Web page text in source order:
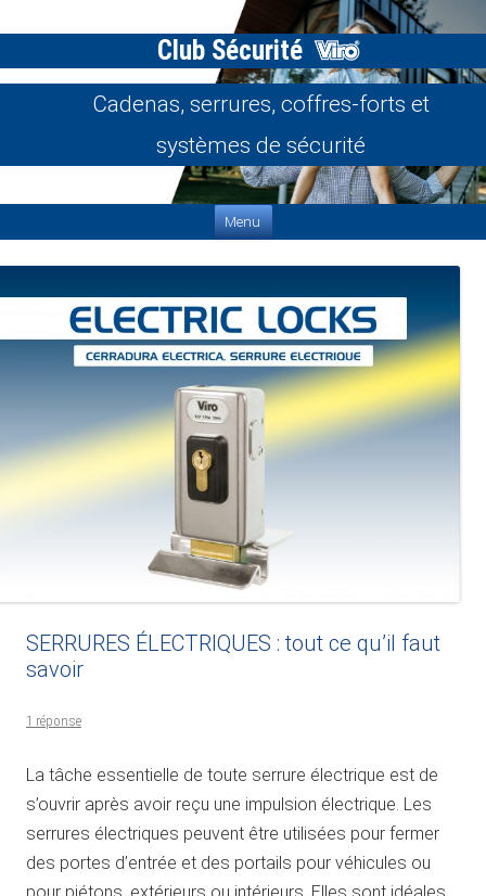
Club Sécurité
Cadenas, serrures, coffres-forts et
systèmes de sécurité
Menu
SERRURES ÉLECTRIQUES : tout ce qu’il faut
savoir
1 réponse
La tâche essentielle de toute serrure électrique est de
s’ouvrir après avoir reçu une impulsion électrique. Les
serrures électriques peuvent être utilisées pour fermer
des portes d’entrée et des portails pour véhicules ou